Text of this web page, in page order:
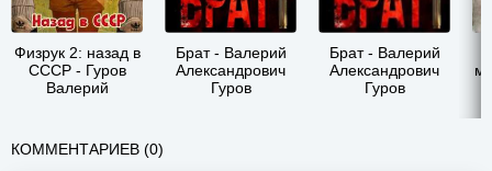
Физрук 2: назад в
СССР - Гуров
Валерий
Брат - Валерий
Александрович
Гуров
Брат - Валерий
Александрович
Гуров
КОММЕНТАРИЕВ (0)